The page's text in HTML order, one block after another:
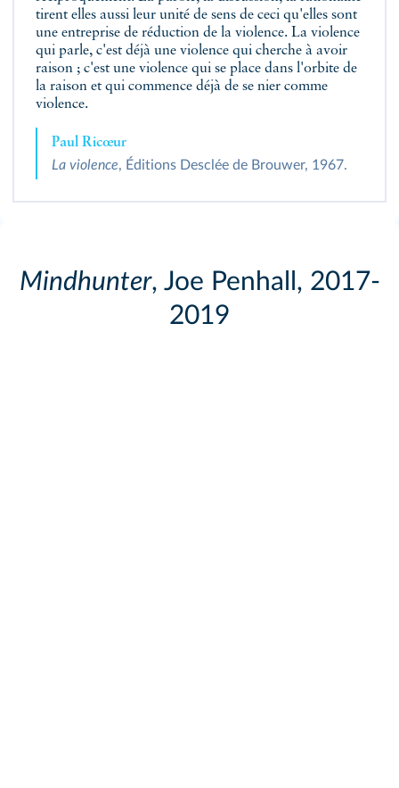
tirent elles aussi leur unité de sens de ceci qu'elles sont
une entreprise de réduction de la violence. La violence
qui parle, c'est déjà une violence qui cherche à avoir
raison ; c'est une violence qui se place dans l'orbite de
la raison et qui commence déjà de se nier comme
violence.
Paul Ricœur
La violence, Éditions Desclée de Brouwer, 1967.
Mindhunter, Joe Penhall, 2017-
2019